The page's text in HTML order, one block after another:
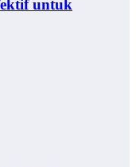
untuk